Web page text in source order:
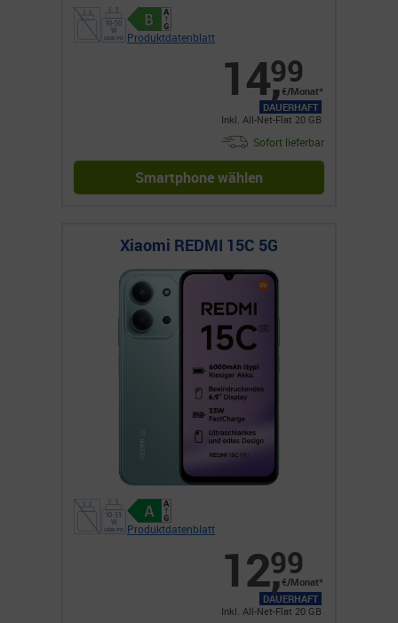
Produktdatenblatt
14,
99
€/Monat*
DAUERHAFT
Inkl. All-Net-Flat 20 GB
Sofort lieferbar
Smartphone wählen
Xiaomi REDMI 15C 5G
Produktdatenblatt
12,
99
€/Monat*
DAUERHAFT
Inkl. All-Net-Flat 20 GB